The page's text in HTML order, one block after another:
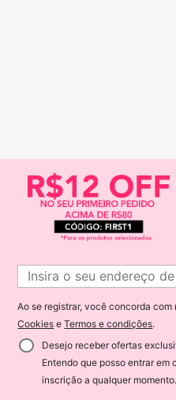
Ao se registrar, você concorda com
Cookies eTermos e condições.
Desejo receber ofertas
Entendo que posso entrar em
inscrição a qualquer momento.